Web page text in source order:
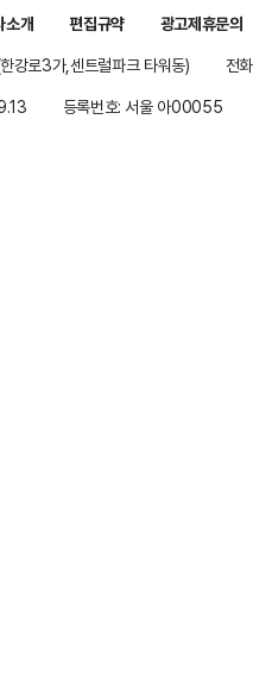
소개 편집규약
광고제휴문의
강로3가,센트럴파크 타워동)
전
등록번호: 서울 아00055